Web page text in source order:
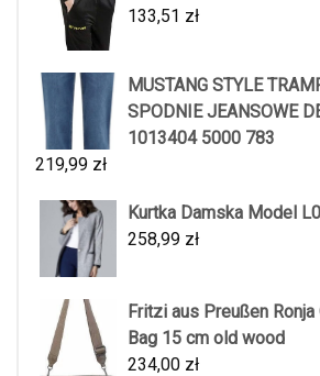
133,51 zł
MUSTANG STYLE
SPODNIE JEANSOWE
1013404 5000 783
219,99 zł
Kurtka Damska Model
258,99 zł
Fritzi aus Preußen
Bag 15 cm old wood
234,00 zł